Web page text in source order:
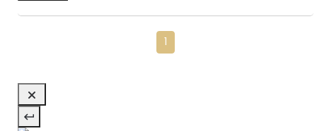
1